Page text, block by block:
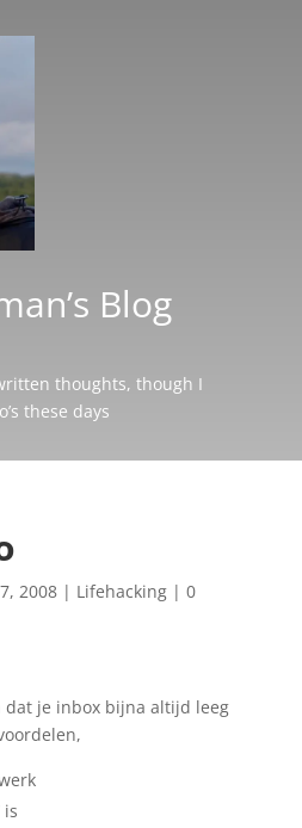
Blog
thoughts, though I
these days
2008| Lifehacking| 0
je inbox bijna altijd leeg
is